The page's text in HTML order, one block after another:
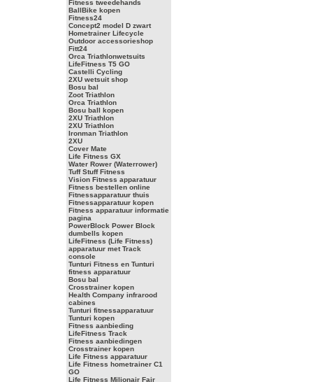
Fitness tweedehands
BallBike kopen
Fitness24
Concept2 model D zwart
Hometrainer Lifecycle
Outdoor accessorieshop
Fitt24
Orca Triathlonwetsuits
LifeFitness T5 GO
Castelli Cycling
2XU wetsuit shop
Bosu bal
Zoot Triathlon
Orca Triathlon
Bosu ball kopen
2XU Triathlon
2XU Triathlon
Ironman Triathlon
2XU
Cover Mate
Life Fitness GX
Water Rower (Waterrower)
Tuff Stuff Fitness
Vision Fitness apparatuur
Fitness bestellen online
Fitnessapparatuur thuis
Fitnessapparatuur kopen
Fitness apparatuur informatie
pagina
PowerBlock Power Block
dumbells kopen
LifeFitness (Life Fitness)
apparatuur met Track
console
Tunturi Fitness en Tunturi
fitness apparatuur
Bosu bal
Crosstrainer kopen
Health Company infrarood
cabines
Tunturi fitnessapparatuur
Tunturi kopen
Fitness aanbieding
LifeFitness Track
Fitness aanbiedingen
Crosstrainer kopen
Life Fitness apparatuur
Life Fitness hometrainer C1
GO
Life Fitness Miljonair Fair